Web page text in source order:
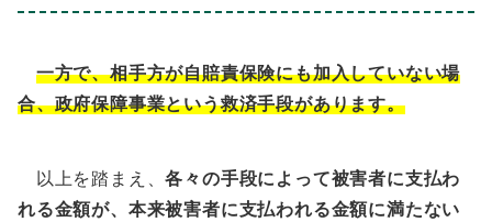
一方で、相手方が自賠責保険にも加入していない場
合、政府保障事業という救済手段があります。
以上を踏まえ、各々の手段によって被害者に支払わ
れる金額が、本来被害者に支払われる金額に満たない